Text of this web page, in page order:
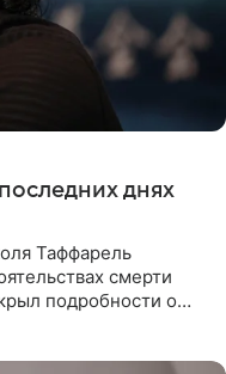
днях
Таффарель
смерти
подробности о